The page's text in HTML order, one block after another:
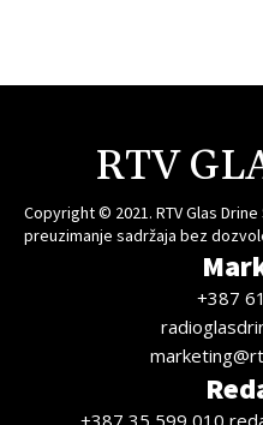
RTV
Copyright © 2021. RTV Glas
preuzimanje sadržaja bez
+387